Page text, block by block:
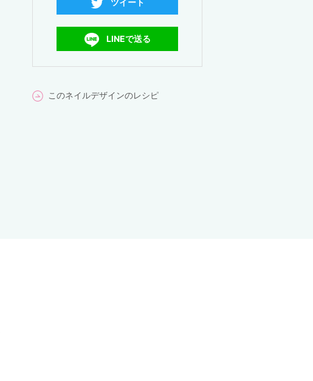
ツイート
LINEで送る
このネイルデザインのレシピ